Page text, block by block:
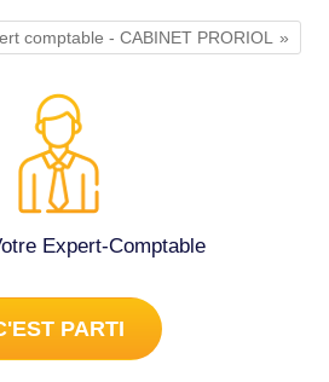
comptable - CABINET PRORIOL
Expert-Comptable
PARTI